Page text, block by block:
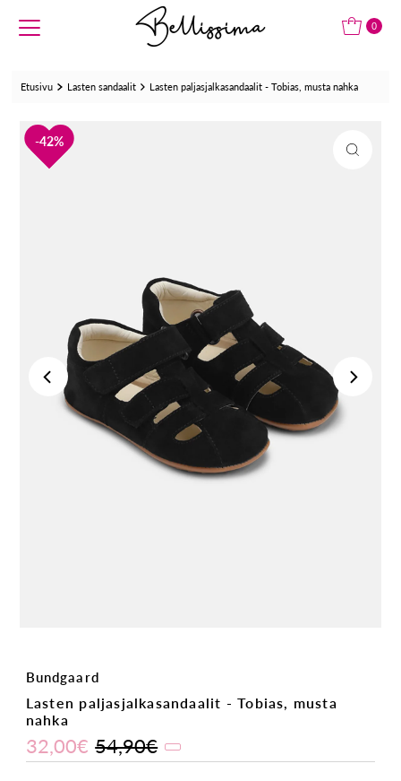
Translation missing: fi.accessibility.skip_to_text 0
Etusivu Lasten sandaalit Lasten paljasjalkasandaalit - Tobias, musta nahka
42%
42%
42%
Bundgaard
Lasten paljasjalkasandaalit - Tobias, musta
nahka
32,00€ 54,90€